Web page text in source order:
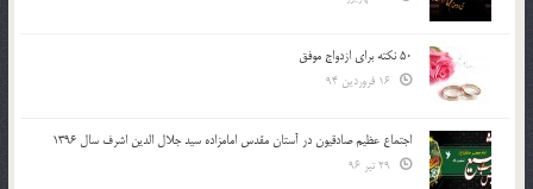
50 نکته برای ازدواج موفق
اجتماع عظیم صادقیون در آستان مقدس امامزاده سید جلال الدین اشرف سال 1396